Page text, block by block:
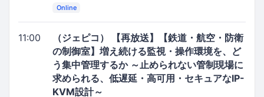
Online
11:00
（ジェピコ） 【再放送】【鉄道・航空・防衛
の制御室】増え続ける監視・操作環境を、ど
う集中管理するか ～止められない管制現場に
求められる、低遅延・高可用・セキュアなIP-
KVM設計～